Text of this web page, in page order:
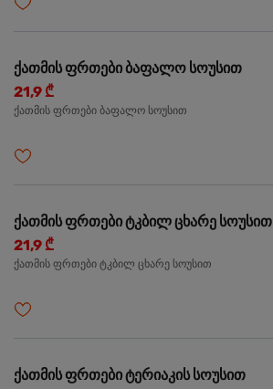
ქათმის ფრთები ბაფალო სოუსით
21,9 ₾
ქათმის ფრთები ბაფალო სოუსით
ქათმის ფრთები ტკბილ ცხარე სოუსით
21,9 ₾
ქათმის ფრთები ტკბილ ცხარე სოუსით
ქათმის ფრთები ტერიაკის სოუსით